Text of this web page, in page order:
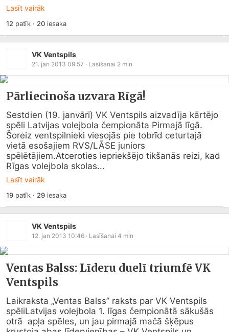
Lasīt vairāk
12 patīk · 20iesaka
VK Ventspils
21. jan 2013 09:57 · Lasīšanai 2 min
Pārliecinoša uzvara Rīgā!
Sestdien (19. janvārī) VK Ventspils aizvadīja kārtējo
spēli Latvijas volejbola čempionāta Pirmajā līgā.
Šoreiz ventspilnieki viesojās pie tobrīd ceturtajā
vietā esošajiem RVS/LĀSE juniors
spēlētājiem.Atceroties iepriekšējo tikšanās reizi, kad
Rīgas volejbola skolas...
Lasīt vairāk
19patīk · 29iesaka
VK Ventspils
12. jan 2013 10:46 · Lasīšanai 4 min
Ventas Balss: Līderu duelī triumfē VK
Ventspils
Laikraksta „Ventas Balss” raksts par VK Ventspils
spēliLatvijas volejbola 1. līgas čempionātā sākušās
otrā  apļa spēles, un jau pirmajā mačā šķēpus